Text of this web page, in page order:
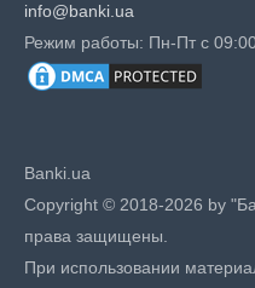
info@banki.ua
Режим работы: Пн-Пт с
Banki.ua
Copyright © 2018-2026 by
права защищены.
При использовании